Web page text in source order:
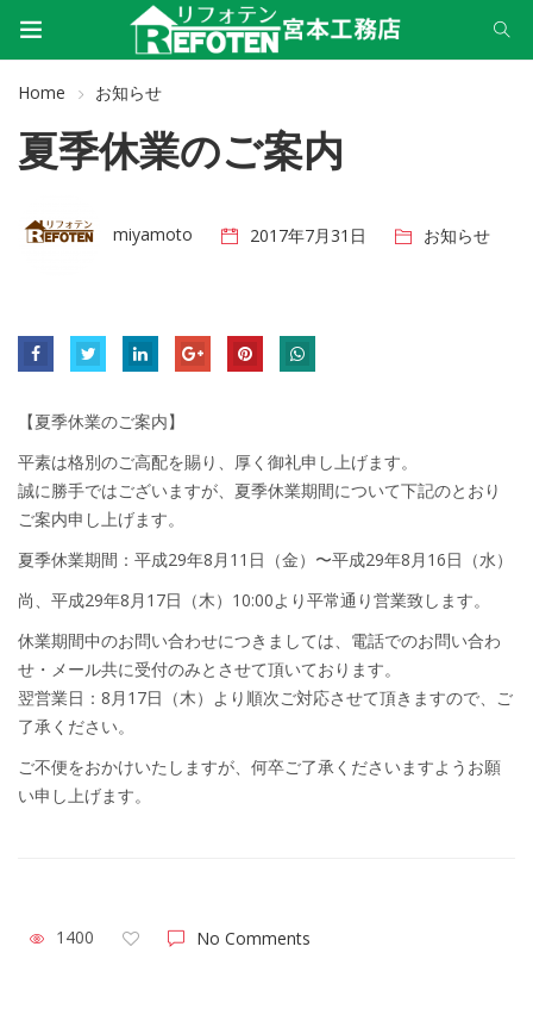
Home お知らせ
夏季休業のご案内
miyamoto 2017年7月31日 お知らせ
【夏季休業のご案内】
平素は格別のご高配を賜り、厚く御礼申し上げます。
誠に勝手ではございますが、夏季休業期間について下記のとおり
ご案内申し上げます。
夏季休業期間：平成29年8月11日（金）〜平成29年8月16日（水）
尚、平成29年8月17日（木）10:00より平常通り営業致します。
休業期間中のお問い合わせにつきましては、電話でのお問い合わ
せ・メール共に受付のみとさせて頂いております。
翌営業日：8月17日（木）より順次ご対応させて頂きますので、ご
了承ください。
ご不便をおかけいたしますが、何卒ご了承くださいますようお願
い申し上げます。
1400 No Comments